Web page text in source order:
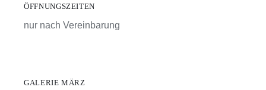
ÖFFNUNGSZEITEN
nur nach Vereinbarung
GALERIE MÄRZ